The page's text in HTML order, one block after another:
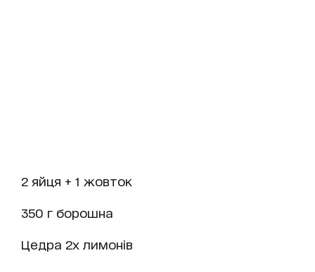
2 яйця + 1 жовток
350 г борошна
Цедра 2х лимонів